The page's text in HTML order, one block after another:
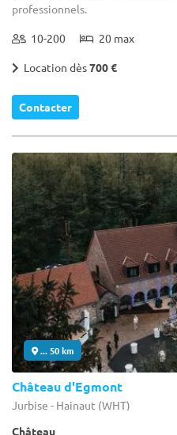
professionnels.
10-200 20 max
Location dès700 €
Contacter
... 50 km
Château d'Egmont
Jurbise - Hainaut (WHT)
Château